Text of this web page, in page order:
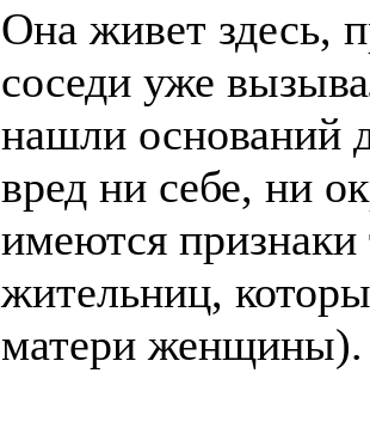
Она живет здесь,
соседи уже
нашли оснований
вред ни себе, ни
имеются
жительниц,
матери женщины).